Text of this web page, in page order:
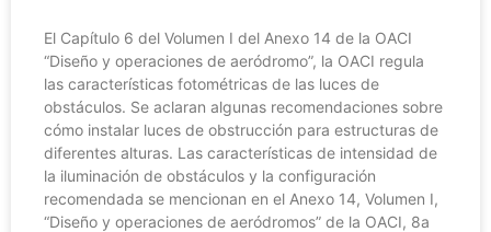
El Capítulo 6 del Volumen I del Anexo 14 de la OACI
“Diseño y operaciones de aeródromo”, la OACI regula
las características fotométricas de las luces de
obstáculos. Se aclaran algunas recomendaciones sobre
cómo instalar luces de obstrucción para estructuras de
diferentes alturas. Las características de intensidad de
la iluminación de obstáculos y la configuración
recomendada se mencionan en el Anexo 14, Volumen I,
“Diseño y operaciones de aeródromos” de la OACI, 8a